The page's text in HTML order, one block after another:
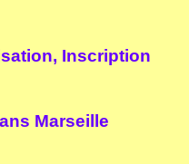
Inscription
Marseille